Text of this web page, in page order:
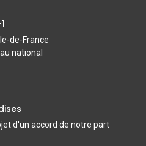
de-France
national
d'un accord de notre part